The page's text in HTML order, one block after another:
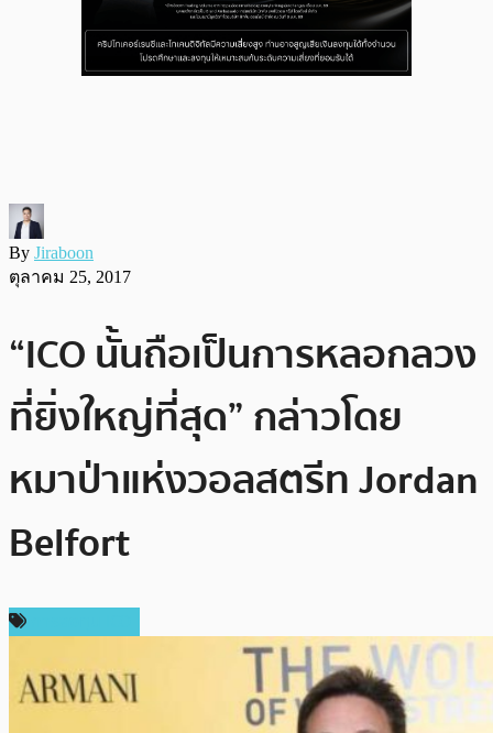
By Jiraboon
ตุลาคม 25, 2017
“ICO นั้นถือเป็นการหลอกลวง
ที่ยิ่งใหญ่ที่สุด” กล่าวโดย
หมาป่าแห่งวอลสตรีท Jordan
Belfort